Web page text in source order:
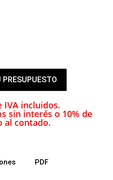
IVA incluidos.
sin interés o 10% de
al contado.
PDF